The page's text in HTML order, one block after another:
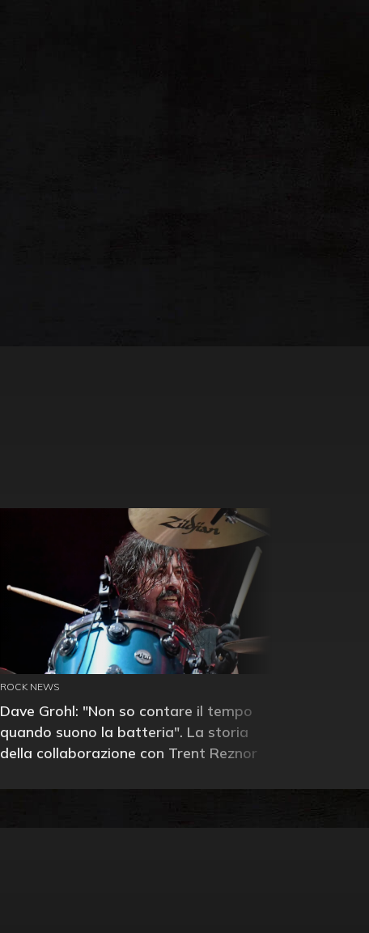
ROCK NEWS
Dave Grohl: "Non so contare il tempo
quando suono la batteria". La storia
della collaborazione con Trent Reznor